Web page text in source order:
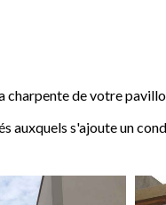
de votre
auxquels s'ajoute un